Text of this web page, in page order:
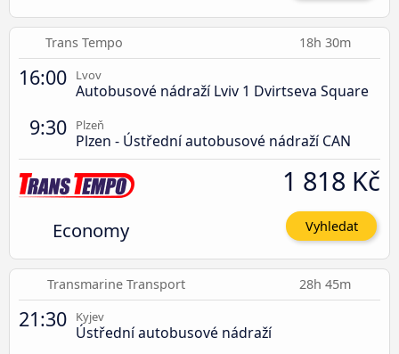
Trans Tempo 18h 30m
16:00 Lvov
Autobusové nádraží Lviv 1 Dvirtseva Square
9:30 Plzeň
Plzen - Ústřední autobusové nádraží CAN
Economy
1 818 Kč
Vyhledat
Transmarine Transport 28h 45m
21:30 Kyjev
Ústřední autobusové nádraží